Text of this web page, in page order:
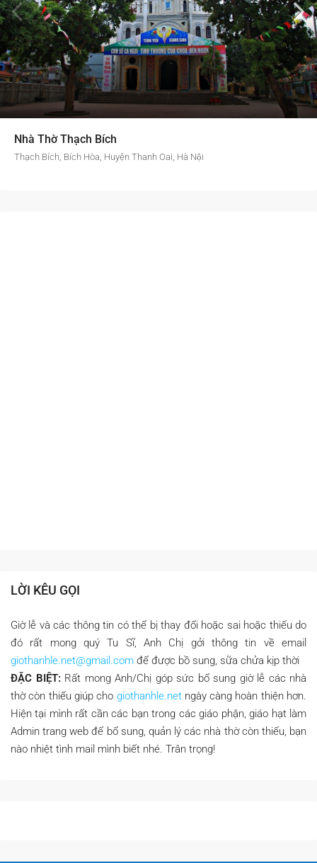
Nhà Thờ Thạch Bích
Thạch Bích, Bích Hòa, Huyện Thanh Oai, Hà Nội
LỜI KÊU GỌI
Giờ lễ và các thông tin có thể bị thay đổi hoặc sai hoặc thiếu do
đó rất mong quý Tu Sĩ, Anh Chị gởi thông tin về email
giothanhle.net@gmail.com để được bồ sung, sữa chửa kịp thời
ĐẶC BIỆT: Rất mong Anh/Chị góp sức bổ sung giờ lễ các nhà
thờ còn thiếu giúp cho giothanhle.netngày càng hoàn thiện hơn.
Hiện tại mình rất cần các bạn trong các giáo phận, giáo hạt làm
Admin trang web để bổ sung, quản lý các nhà thờ còn thiếu, bạn
nào nhiệt tình mail mình biết nhé. Trân trọng!